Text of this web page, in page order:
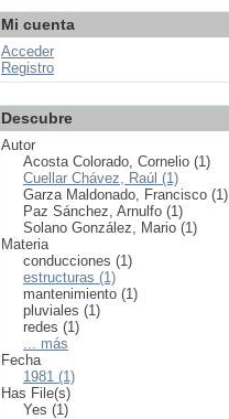
Mi cuenta
Acceder
Registro
Descubre
Autor
Acosta Colorado, Cornelio (1)
Cuellar Chávez, Raúl (1)
Garza Maldonado, Francisco (1)
Paz Sánchez, Arnulfo (1)
Solano González, Mario (1)
Materia
conducciones (1)
estructuras (1)
mantenimiento (1)
pluviales (1)
redes (1)
... más
Fecha
1981 (1)
Has File(s)
Yes (1)